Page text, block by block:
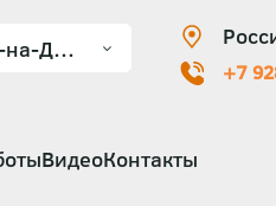
+7
ВидеоКонтакты